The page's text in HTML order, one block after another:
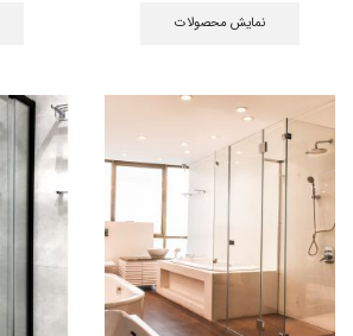
نمایش محصولات